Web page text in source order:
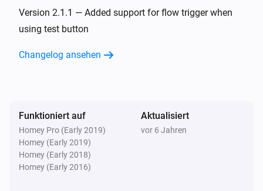
Smoke detector SM-F-1EU and ST-630-INT
Version 2.1.1 — Added support for flow trigger when
using test button
Changelog ansehen
Funktioniert auf
Homey Pro (Early 2019)
Homey (Early 2019)
Homey (Early 2018)
Homey (Early 2016)
Aktualisiert
vor 6 Jahren